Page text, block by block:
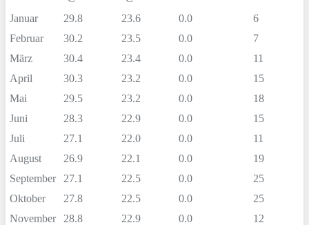
Januar 29.8 23.6 0.0
6
Februar
30.2 23.5 0.0
7
März
30.4 23.4 0.0
11
April
30.3 23.2 0.0
15
Mai
29.5 23.2 0.0
18
Juni
28.3 22.9 0.0
15
Juli
27.1 22.0 0.0
11
August
26.9 22.1 0.0
19
September
27.1 22.5 0.0
25
Oktober
27.8 22.5 0.0
25
November
28.8 22.9 0.0
12